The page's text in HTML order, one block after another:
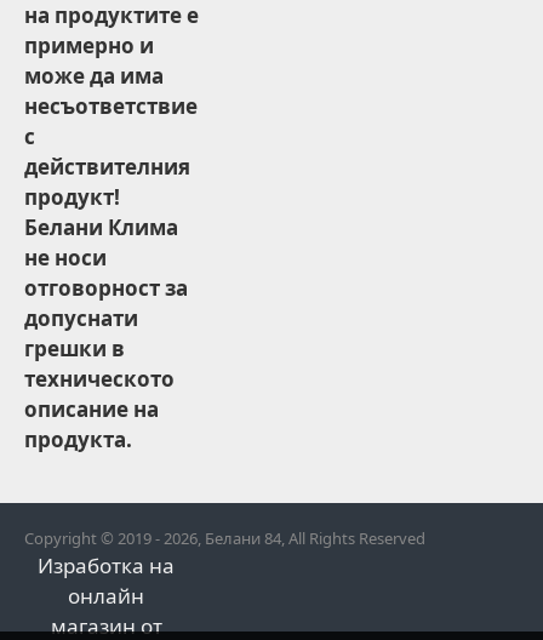
на продуктите е
примерно и
може да има
несъответствие
с
действителния
продукт!
Белани Клима
не носи
отговорност за
допуснати
грешки в
техническото
описание на
продукта.
Copyright © 2019 - 2026, Белани 84, All Rights Reserved
Изработка на
онлайн
магазин от